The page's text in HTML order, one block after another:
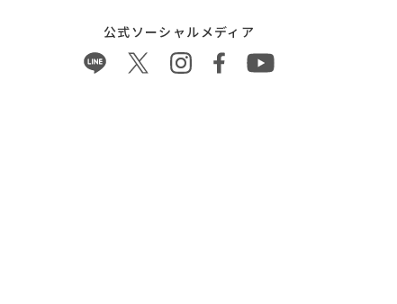
公式ソーシャルメディア